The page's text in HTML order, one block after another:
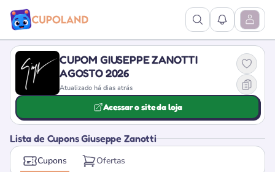
Ver Pesquisa
Ver Abrir
CUPOM GIUSEPPE ZANOTTI
AGOSTO 2026
Atualizado há dias atrás
Acessar o site da loja
Lista de Cupons Giuseppe Zanotti
Cupons Ofertas